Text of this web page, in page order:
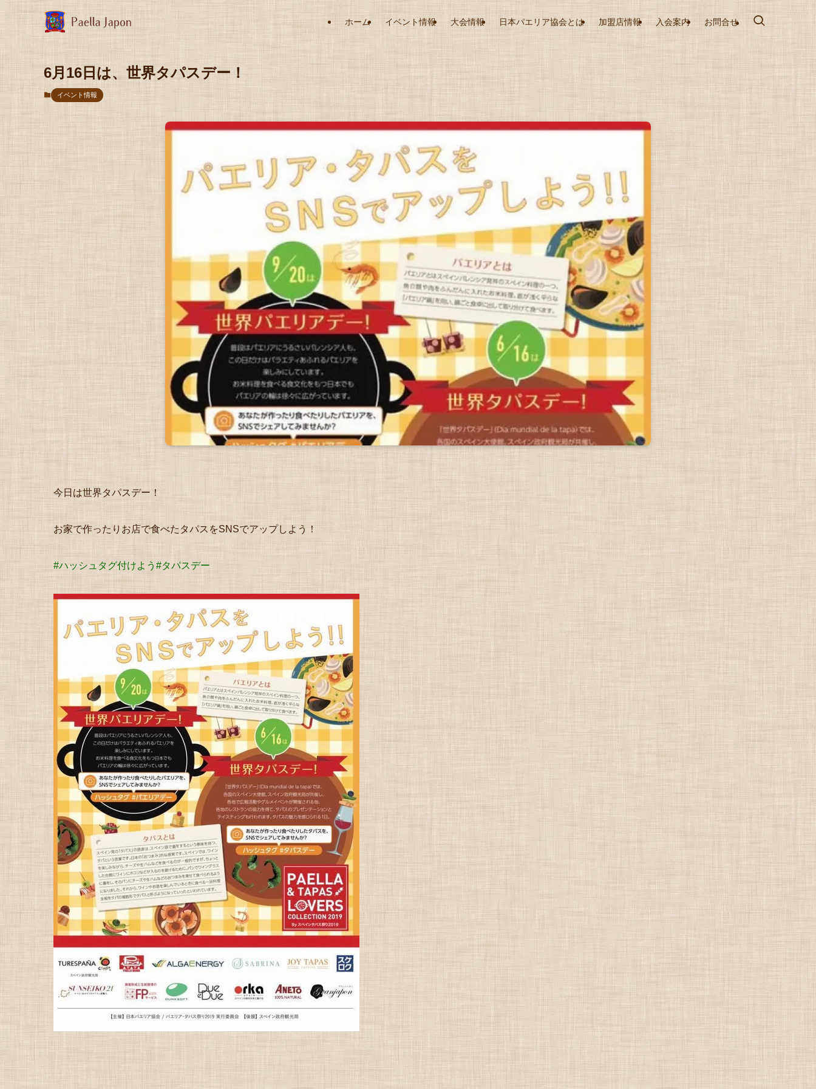
ホーム イベント情報 大会情報 日本パエリア協会とは 加盟店情報 入会案内 お問合せ
6月16日は、世界タパスデー！
イベント情報
今日は世界タパスデー！
お家で作ったりお店で食べたタパスをSNSでアップしよう！
#ハッシュタグ付けよう #タパスデー